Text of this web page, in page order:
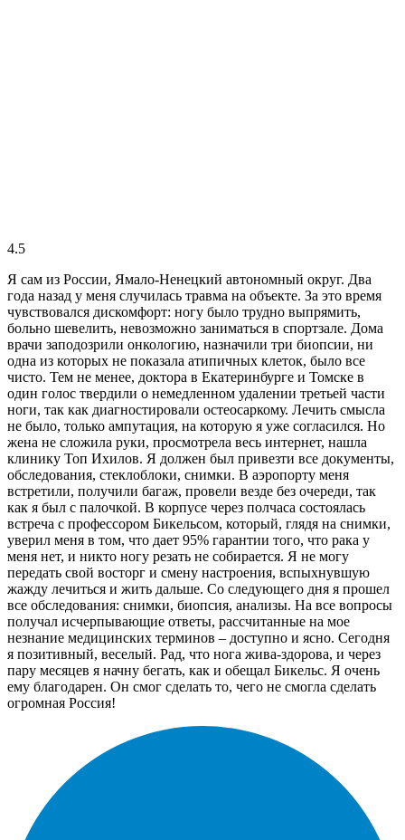
4.5
Я сам из России, Ямало-Ненецкий автономный округ. Два
года назад у меня случилась травма на объекте. За это время
чувствовался дискомфорт: ногу было трудно выпрямить,
больно шевелить, невозможно заниматься в спортзале. Дома
врачи заподозрили онкологию, назначили три биопсии, ни
одна из которых не показала атипичных клеток, было все
чисто. Тем не менее, доктора в Екатеринбурге и Томске в
один голос твердили о немедленном удалении третьей части
ноги, так как диагностировали остеосаркому. Лечить смысла
не было, только ампутация, на которую я уже согласился. Но
жена не сложила руки, просмотрела весь интернет, нашла
клинику Топ Ихилов. Я должен был привезти все документы,
обследования, стеклоблоки, снимки. В аэропорту меня
встретили, получили багаж, провели везде без очереди, так
как я был с палочкой. В корпусе через полчаса состоялась
встреча с профессором Бикельсом, который, глядя на снимки,
уверил меня в том, что дает 95% гарантии того, что рака у
меня нет, и никто ногу резать не собирается. Я не могу
передать свой восторг и смену настроения, вспыхнувшую
жажду лечиться и жить дальше. Со следующего дня я прошел
все обследования: снимки, биопсия, анализы. На все вопросы
получал исчерпывающие ответы, рассчитанные на мое
незнание медицинских терминов – доступно и ясно. Сегодня
я позитивный, веселый. Рад, что нога жива-здорова, и через
пару месяцев я начну бегать, как и обещал Бикельс. Я очень
ему благодарен. Он смог сделать то, чего не смогла сделать
огромная Россия!